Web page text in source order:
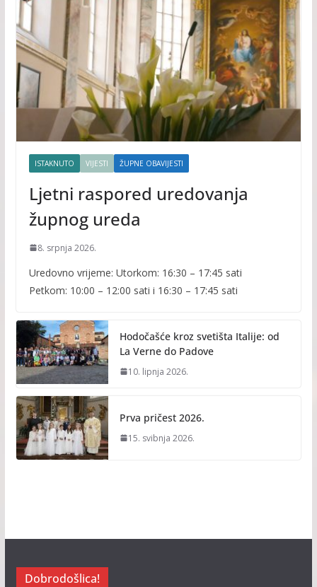
ISTAKNUTO VIJESTI ŽUPNE OBAVIJESTI
Ljetni raspored uredovanja
župnog ureda
8. srpnja 2026.
Uredovno vrijeme: Utorkom: 16:30 – 17:45 sati
Petkom: 10:00 – 12:00 sati i 16:30 – 17:45 sati
Hodočašće kroz svetišta Italije: od
La Verne do Padove
10. lipnja 2026.
Prva pričest 2026.
15. svibnja 2026.
Dobrodošlica!